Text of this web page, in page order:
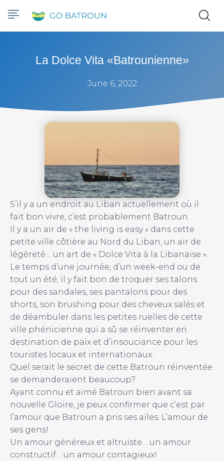
La Dolce Vita «batrounienne»
June 6, 2022
S’il y a un endroit au Liban actuellement où il
fait bon vivre, c’est probablement Batroun.
Il y a un air de « the living is easy » dans cette
petite ville côtière au Nord du Liban, un air de
légèreté… un art de « Dolce Vita à la Libanaise ».
Le temps d’une journée, d’un week-end ou de
tout un été, il y fait bon de troquer ses talons
pour des sandales, ses pantalons pour des
shorts, son brushing pour des cheveux salés et
de déambuler dans les petites ruelles de cette
ville phénicienne qui a sû se réinventer en
destination de paix et d’insouciance pour les
touristes locaux et internationaux.
Quel serait le secret de cette Batroun réinventée
se demanderaient beaucoup?
Ayant connu et aimé Batroun bien avant sa
nouvelle Gloire, je peux confirmer que c’est par
l’amour que Batroun a pris ses ailes. L’amour de
ses gens!
Un amour généreux et altruiste… un amour
constructif… un amour contagieux!